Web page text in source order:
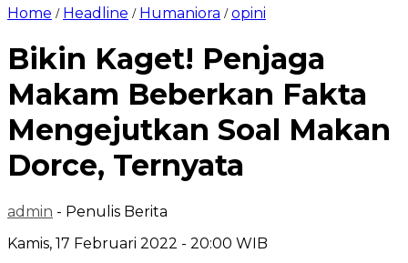
Home / Headline / Humaniora /opini
Bikin Kaget! Penjaga
Makam Beberkan Fakta
Mengejutkan Soal Makan
Dorce, Ternyata
admin - Penulis Berita
Kamis, 17 Februari 2022 - 20:00 WIB